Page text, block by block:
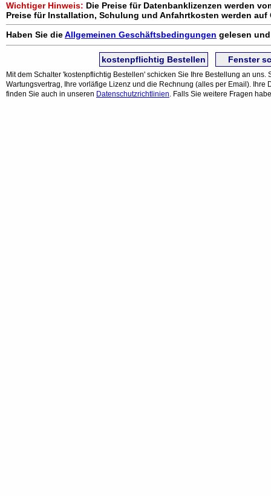
Wichtiger Hinweis: Die Preise für Datenbanklizenzen werden
Preise für Installation, Schulung und Anfahrtkosten werden
Haben Sie dieAllgemeinen Geschäftsbedingungen gelesen
kostenpflichtig Bestellen Fenster
Mit dem Schalter 'kostenpflichtig Bestellen' schicken Sie Ihre Bestellung an
Wartungsvertrag, Ihre vorläfige Lizenz und die Rechnung (alles per Email).
finden Sie auch in unseren Datenschutzrichtlinien. Falls Sie weitere Fragen